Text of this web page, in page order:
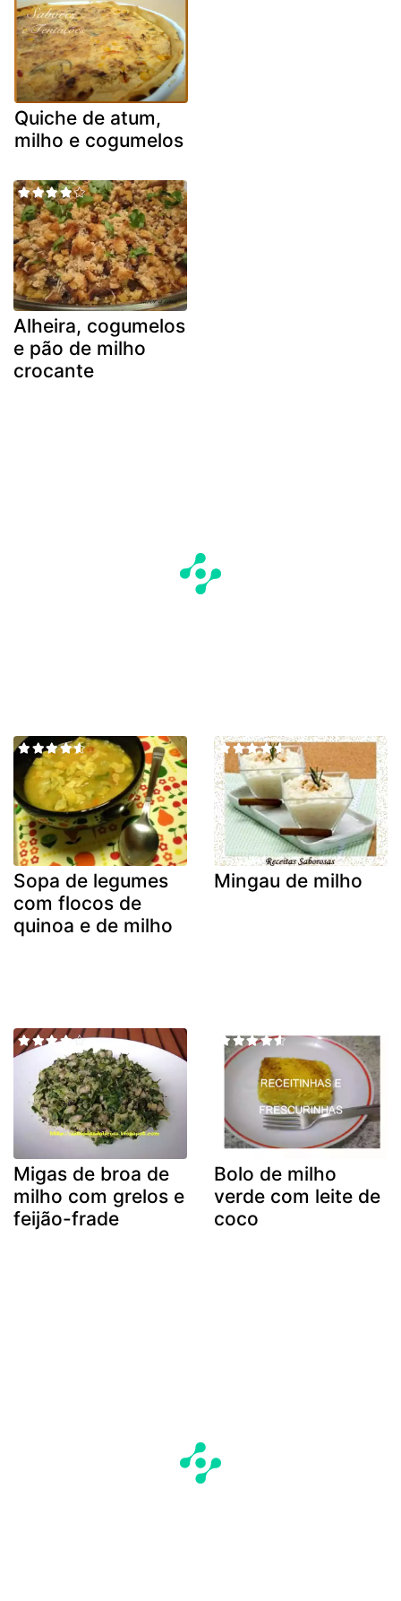
Quiche de atum,
milho e cogumelos
Alheira, cogumelos
e pão de milho
crocante
Sopa de legumes
com flocos de
quinoa e de milho
Mingau de milho
Migas de broa de
milho com grelos e
feijão-frade
Bolo de milho
verde com leite de
coco